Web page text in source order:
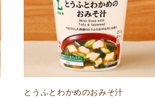
とうふとわかめのおみそ汁